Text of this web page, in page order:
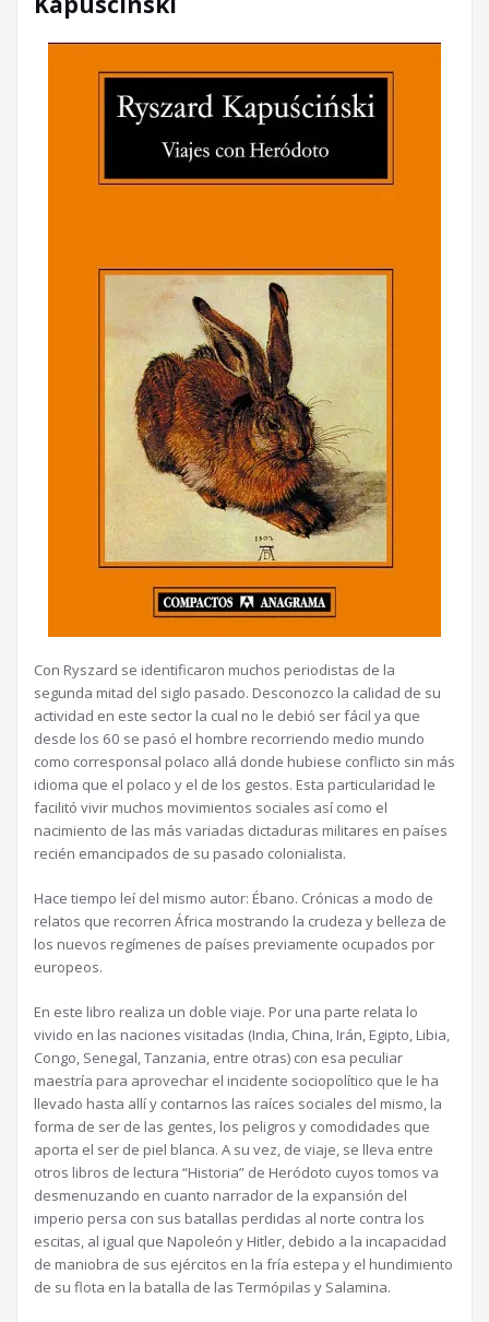
Con Ryszard se identificaron muchos periodistas de la
segunda mitad del siglo pasado. Desconozco la calidad de su
actividad en este sector la cual no le debió ser fácil ya que
desde los 60 se pasó el hombre recorriendo medio mundo
como corresponsal polaco allá donde hubiese conflicto sin más
idioma que el polaco y el de los gestos. Esta particularidad le
facilitó vivir muchos movimientos sociales así como el
nacimiento de las más variadas dictaduras militares en países
recién emancipados de su pasado colonialista.
Hace tiempo leí del mismo autor: Ébano. Crónicas a modo de
relatos que recorren África mostrando la crudeza y belleza de
los nuevos regímenes de países previamente ocupados por
europeos.
En este libro realiza un doble viaje. Por una parte relata lo
vivido en las naciones visitadas (India, China, Irán, Egipto, Libia,
Congo, Senegal, Tanzania, entre otras) con esa peculiar
maestría para aprovechar el incidente sociopolítico que le ha
llevado hasta allí y contarnos las raíces sociales del mismo, la
forma de ser de las gentes, los peligros y comodidades que
aporta el ser de piel blanca. A su vez, de viaje, se lleva entre
otros libros de lectura “Historia” de Heródoto cuyos tomos va
desmenuzando en cuanto narrador de la expansión del
imperio persa con sus batallas perdidas al norte contra los
escitas, al igual que Napoleón y Hitler, debido a la incapacidad
de maniobra de sus ejércitos en la fría estepa y el hundimiento
de su flota en la batalla de las Termópilas y Salamina.